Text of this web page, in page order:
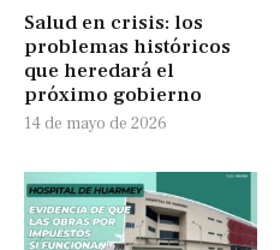
Salud en crisis: los
problemas históricos
que heredará el
próximo gobierno
14 de mayo de 2026